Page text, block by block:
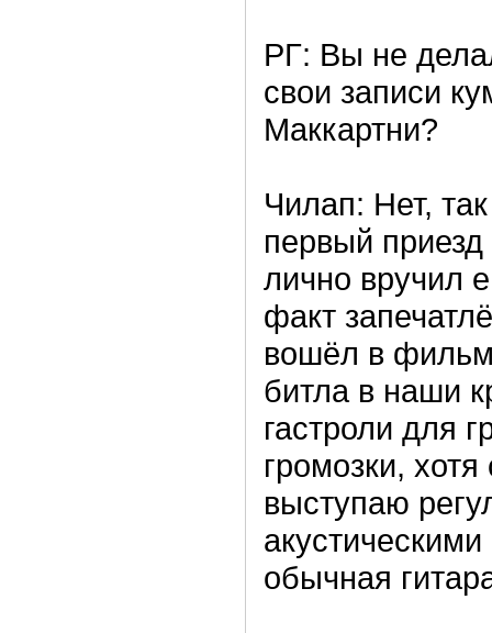
РГ: Вы не
свои записи
Маккартни?
Чилап: Нет,
первый
лично вручил
факт
вошёл в
битла в наши
гастроли для
громозки,
выступаю
обычная